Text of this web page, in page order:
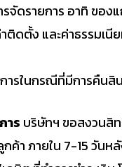
รจัดรายการ อาทิ ข
ติดตั้ง และค่าธรรมเ
การในกรณีที่มีการคืน
าร บริษัทฯ ขอสงวนสิ
ค้า ภายใน 7-15 วัน